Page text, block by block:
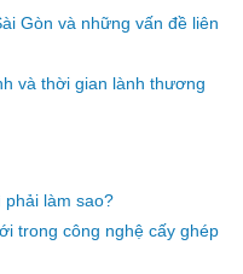
Gòn và những vấn đề liên
và thời gian lành thương
phải làm sao?
trong công nghệ cấy ghép